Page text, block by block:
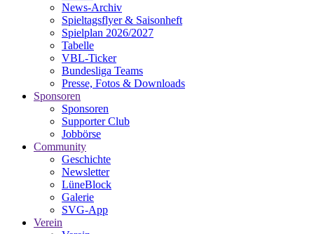
News-Archiv
Spieltagsflyer & Saisonheft
Spielplan 2026/2027
Tabelle
VBL-Ticker
Bundesliga Teams
Presse, Fotos & Downloads
Sponsoren
Sponsoren
Supporter Club
Jobbörse
Community
Geschichte
Newsletter
LüneBlock
Galerie
SVG-App
Verein